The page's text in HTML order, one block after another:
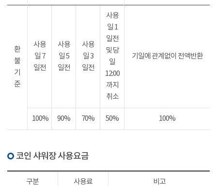
환
불
기
준
사용
일 7
일전
사용
일 5
일전
사용
일 3
일전
사용
일 1
일전
및 당
일
12:00
까지
취소
기일에 관계없이 전액반환
100% 90% 70% 50% 100%
코인 샤워장 사용요금
구분 사용료 비고